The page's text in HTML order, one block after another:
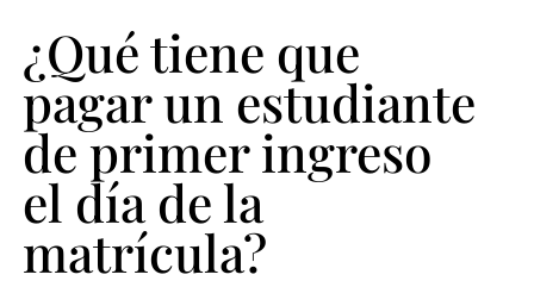
de
la
matrícula?
¿Qué tiene que
pagar un estudiante
de primer ingreso
el día de la
matrícula?